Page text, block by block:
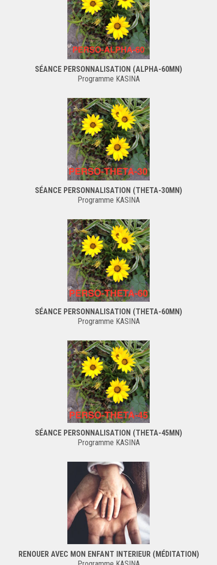
SÉANCE PERSONNALISATION (ALPHA-60MN)
Programme KASINA
SÉANCE PERSONNALISATION (THETA-30MN)
Programme KASINA
SÉANCE PERSONNALISATION (THETA-60MN)
Programme KASINA
SÉANCE PERSONNALISATION (THETA-45MN)
Programme KASINA
RENOUER AVEC MON ENFANT INTERIEUR (MÉDITATION)